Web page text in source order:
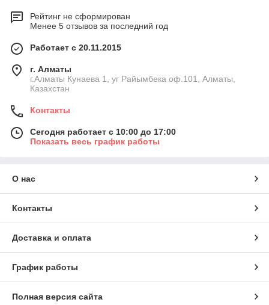
Рейтинг не сформирован
Менее 5 отзывов за последний год
Работает с 20.11.2015
г. Алматы
г.Алматы Кунаева 1, уг Райымбека оф.101, Алматы,
Казахстан
Контакты
Сегодня работает с 10:00 до 17:00
Показать весь график работы
О нас
Контакты
Доставка и оплата
График работы
Полная версия сайта